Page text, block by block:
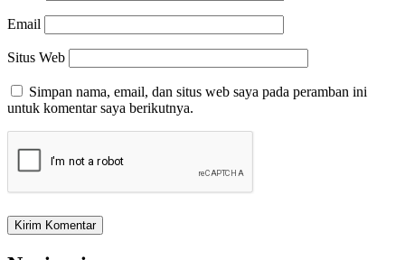
Email
Situs Web
Simpan nama, email, dan situs web saya pada peramban ini
untuk komentar saya berikutnya.